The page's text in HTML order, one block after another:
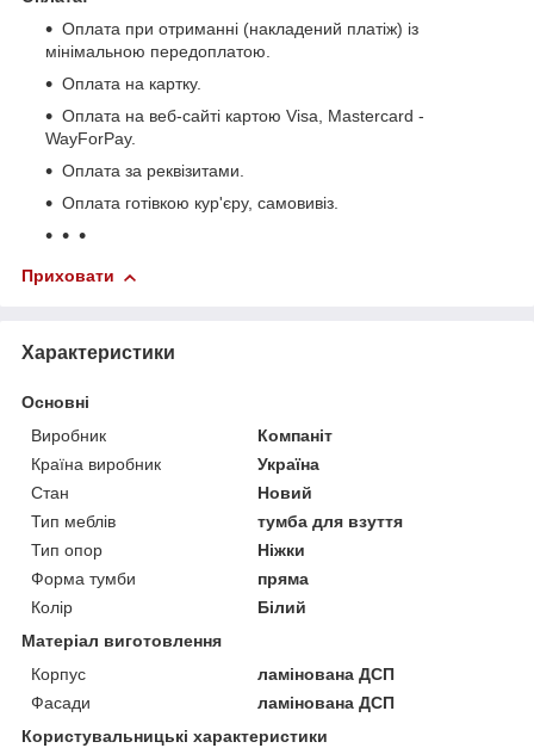
Оплата при отриманні (накладений платіж) із
мінімальною передоплатою.
Оплата на картку.
Оплата на веб-сайті картою Visa, Mastercard -
WayForPay.
Оплата за реквізитами.
Оплата готівкою кур'єру, самовивіз.
Приховати
Характеристики
Основні
Виробник
Компаніт
Країна виробник
Україна
Стан
Новий
Тип меблів
тумба для взуття
Тип опор
Ніжки
Форма тумби
пряма
Колір
Білий
Матеріал виготовлення
Корпус
ламінована ДСП
Фасади
ламінована ДСП
Користувальницькі характеристики